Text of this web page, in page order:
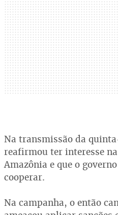
Na transmissão da
reafirmou ter interesse
Amazônia e que o
cooperar.
Na campanha, o então